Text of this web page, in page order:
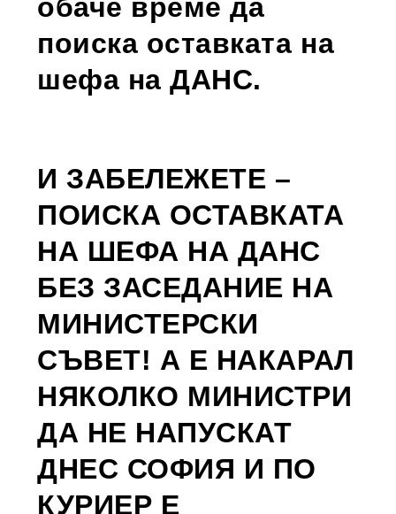
обаче време да
поиска оставката на
шефа на ДАНС.
И ЗАБЕЛЕЖЕТЕ –
ПОИСКА ОСТАВКАТА
НА ШЕФА НА ДАНС
БЕЗ ЗАСЕДАНИЕ НА
МИНИСТЕРСКИ
СЪВЕТ! А Е НАКАРАЛ
НЯКОЛКО МИНИСТРИ
ДА НЕ НАПУСКАТ
ДНЕС СОФИЯ И ПО
КУРИЕР Е